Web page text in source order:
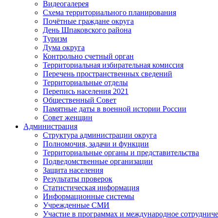
Видеогалерея
Схема территориального планирования
Почётные граждане округа
День Шпаковского района
Туризм
Дума округа
Контрольно счетный орган
Территориальная избирательная комиссия
Перечень пространственных сведений
Территориальные отделы
Перепись населения 2021
Общественный Совет
Памятные даты в военной истории России
Совет женщин
Администрация
Структура администрации округа
Полномочия, задачи и функции
Территориальные органы и представительства
Подведомственные организации
Защита населения
Результаты проверок
Статистическая информация
Информационные системы
Учрежденные СМИ
Участие в программах и международное